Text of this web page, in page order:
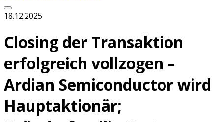
18.12.2025
Closing der Transaktion
erfolgreich vollzogen –
Ardian Semiconductor wird
Hauptaktionär;